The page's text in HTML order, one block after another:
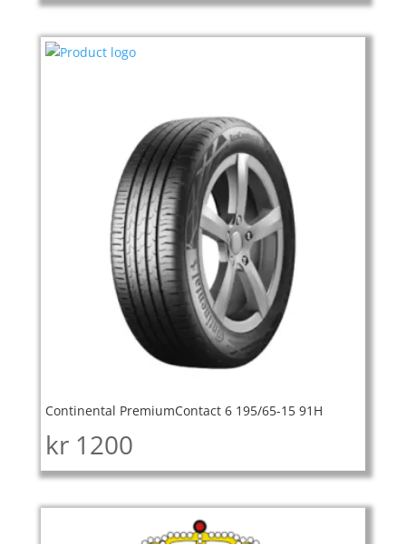
Continental PremiumContact 6 195/65-15 91H
kr 1200